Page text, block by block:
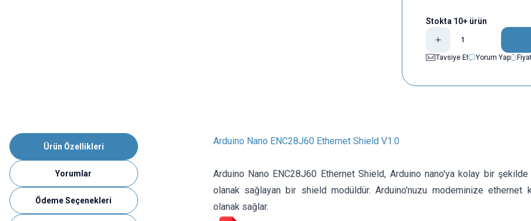
Stokta 10+ ürün
Tavsiye Et
Yorum Yap
Ürün Özellikleri
Yorumlar
Ödeme Seçenekleri
Arduino Nano ENC28J60 Ethernet Shield V1.0
Arduino Nano ENC28J60 Ethernet Shield, Arduino nano'ya kolay bir
olanak sağlayan bir shield modüldür. Arduino'nuzu modeminize ethernet
olanak sağlar.